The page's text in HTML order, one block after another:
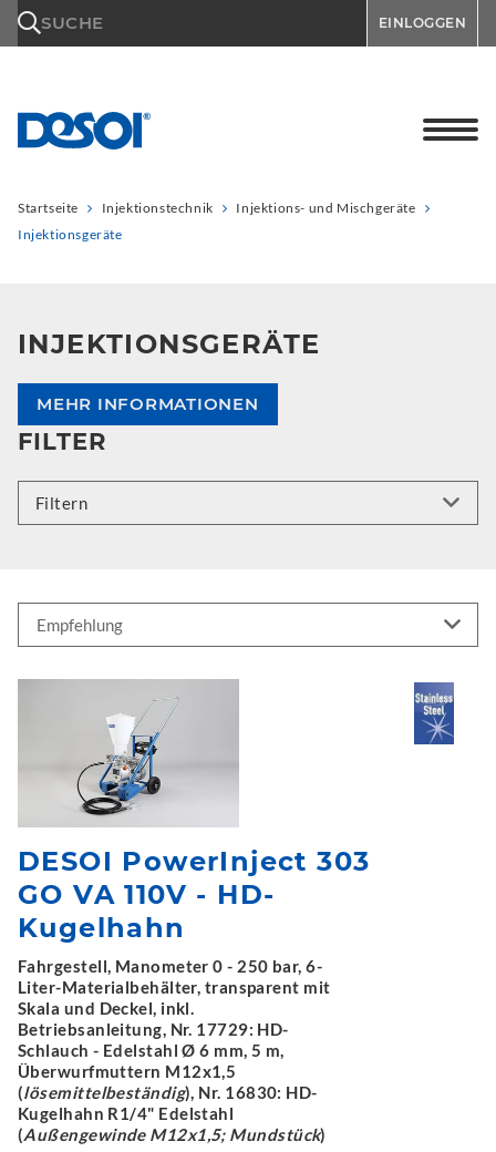
SUCHE EINLOGGEN
Startseite Injektionstechnik
Injektions- und Mischgeräte
Injektionsgeräte
INJEKTIONSGERÄTE
MEHR INFORMATIONEN
FILTER
Filtern
DESOI PowerInject 303
GO VA 110V - HD-
Kugelhahn
Fahrgestell, Manometer 0 - 250 bar, 6-
Liter-Materialbehälter, transparent mit
Skala und Deckel, inkl.
Betriebsanleitung, Nr. 17729: HD-
Schlauch - Edelstahl Ø 6 mm, 5 m,
Überwurfmuttern M12x1,5
(lösemittelbeständig), Nr. 16830: HD-
Kugelhahn R1/4" Edelstahl
(Außengewinde M12x1,5; Mundstück)